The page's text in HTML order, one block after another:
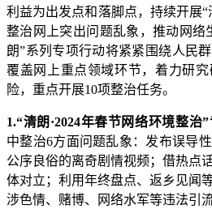
利益为出发点和落脚点，持续开展
整治网上突出问题乱象，推动网络
朗”系列专项行动将紧紧围绕人民
覆盖网上重点领域环节，着力研
险，重点开展10项整治任务。
1.“清朗·2024年春节网络环境整治”
中整治6方面问题乱象：发布误导
公序良俗的离奇剧情视频；借热点
体对立；利用年终盘点、返乡见闻
涉色情、赌博、网络水军等违法引